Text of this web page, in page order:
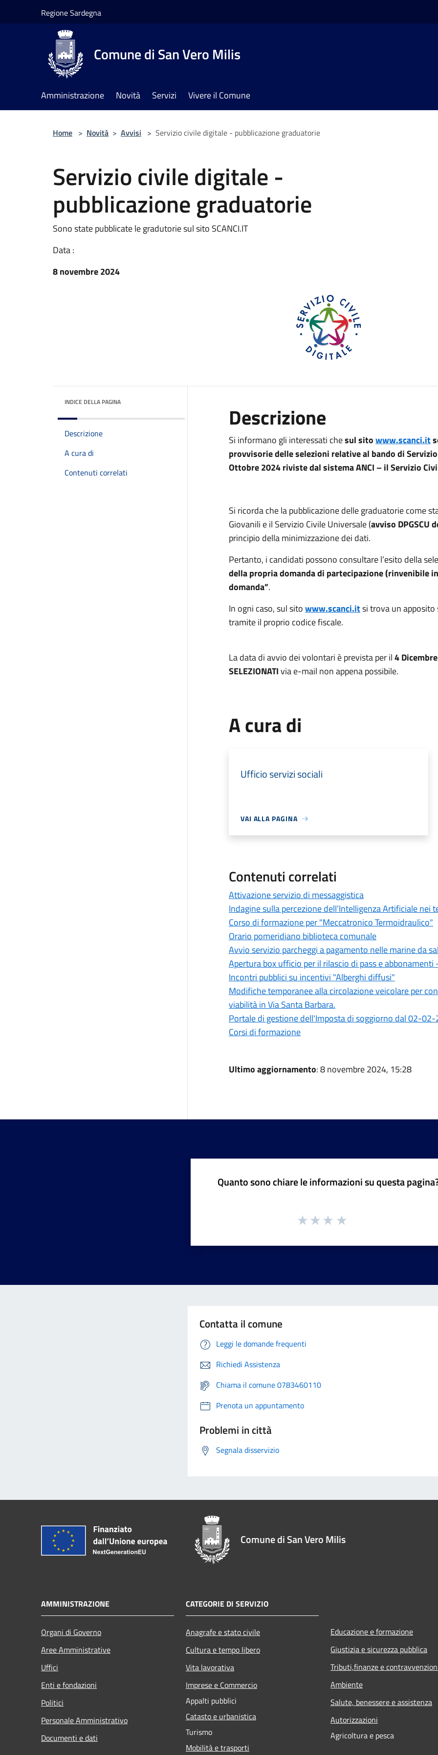
Regione Sardegna
Comune di San Vero Milis
Amministrazione Novità Servizi Vivere il Comune
Home > Novità > Avvisi > Servizio civile digitale - pubblicazione graduatorie
Servizio civile digitale -
pubblicazione graduatorie
Sono state pubblicate le gradutorie sul sito SCANCI.IT
Data :
8 novembre 2024
INDICE DELLA PAGINA
Descrizione
A cura di
Contenuti correlati
Descrizione
Si informano gli interessati chesul sitowww.scanci.it
provvisorie delle selezioni relative al bando di
Ottobre 2024 riviste dal sistema ANCI – il Servizio
Si ricorda che la pubblicazione delle graduatorie come
Giovanili e il Servizio Civile Universale (avviso DPGSCU
principio della minimizzazione dei dati.
Pertanto, i candidati possono consultare l’esito della
della propria domanda di partecipazione (rinvenibile
domanda”.
In ogni caso, sul sitowww.scanci.itsi trova un apposito
tramite il proprio codice fiscale.
La data di avvio dei volontari è prevista per il4
SELEZIONATIvia e-mail non appena possibile.
A cura di
Ufficio servizi sociali
VAI ALLA PAGINA
Contenuti correlati
Attivazione servizio di messaggistica
Indagine sulla percezione dell’Intelligenza Artificiale nei
Corso di formazione per "Meccatronico Termoidraulico"
Orario pomeridiano biblioteca comunale
Avvio servizio parcheggi a pagamento nelle marine da
Apertura box ufficio per il rilascio di pass e
Incontri pubblici su incentivi "Alberghi diffusi"
Modifiche temporanee alla circolazione veicolare per
viabilità in Via Santa Barbara.
Portale di gestione dell'Imposta di soggiorno dal 02-
Corsi di formazione
Ultimo aggiornamento: 8 novembre 2024, 15:28
Quanto sono chiare le informazioni su questa
Contatta il comune
Leggi le domande frequenti
Richiedi Assistenza
Chiama il comune 0783460110
Prenota un appuntamento
Problemi in città
Segnala disservizio
Comune di San Vero Milis
AMMINISTRAZIONE
Organi di Governo
Aree Amministrative
Uffici
Enti e fondazioni
Politici
Personale Amministrativo
Documenti e dati
CATEGORIE DI SERVIZIO
Anagrafe e stato civile
Cultura e tempo libero
Vita lavorativa
Imprese e Commercio
Appalti pubblici
Catasto e urbanistica
Turismo
Mobilità e trasporti
Educazione e formazione
Giustizia e sicurezza pubblica
Tributi,finanze e
Ambiente
Salute, benessere e assistenza
Autorizzazioni
Agricoltura e pesca